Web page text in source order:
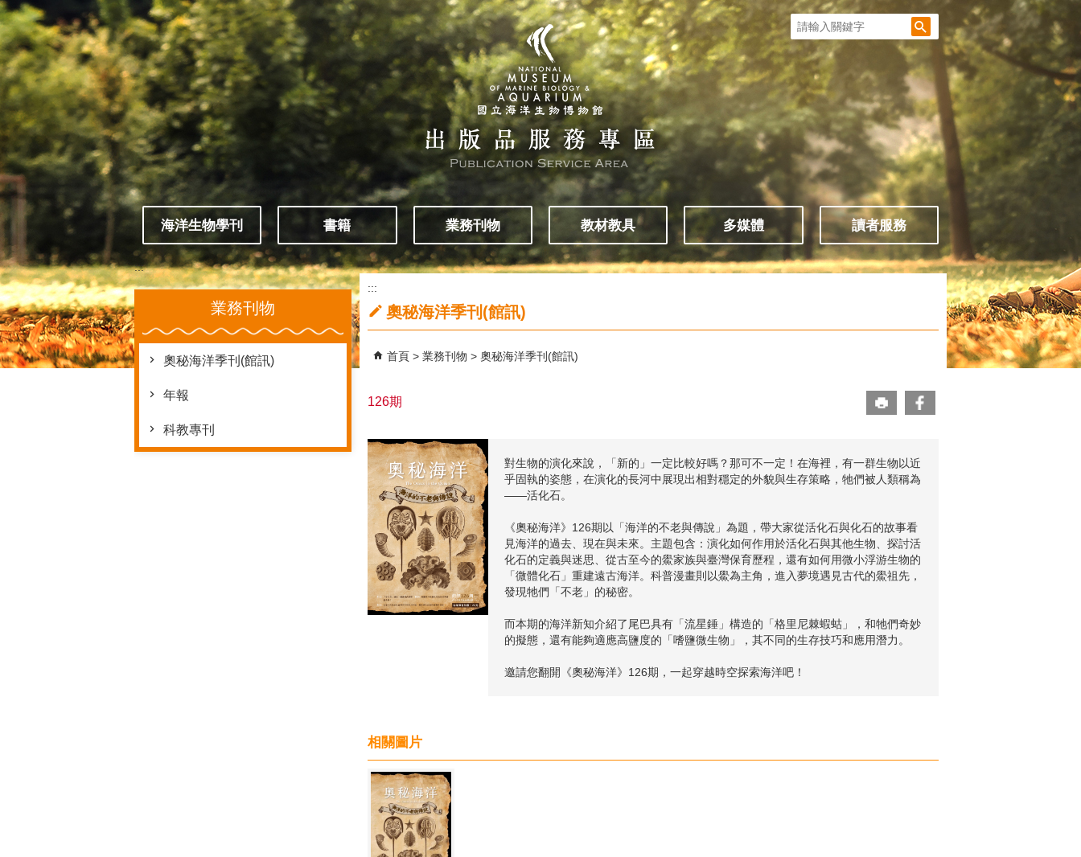
跳到主要內容區塊
海洋生物學刊 書籍 業務刊物 教材教具 多媒體 讀者服務
:::
業務刊物
奧秘海洋季刊(館訊)
年報
科教專刊
:::
奧秘海洋季刊(館訊)
首頁 業務刊物 奧秘海洋季刊(館訊)
126期
對生物的演化來說，「新的」一定比較好嗎？那可不一定！在海裡，有一群生物以近
乎固執的姿態，在演化的長河中展現出相對穩定的外貌與生存策略，牠們被人類稱為
——活化石。
《奧秘海洋》126期以「海洋的不老與傳說」為題，帶大家從活化石與化石的故事看
見海洋的過去、現在與未來。主題包含：演化如何作用於活化石與其他生物、探討活
化石的定義與迷思、從古至今的鱟家族與臺灣保育歷程，還有如何用微小浮游生物的
「微體化石」重建遠古海洋。科普漫畫則以鱟為主角，進入夢境遇見古代的鱟祖先，
發現牠們「不老」的秘密。
而本期的海洋新知介紹了尾巴具有「流星錘」構造的「格里尼棘蝦蛄」，和牠們奇妙
的擬態，還有能夠適應高鹽度的「嗜鹽微生物」，其不同的生存技巧和應用潛力。
邀請您翻開《奧秘海洋》126期，一起穿越時空探索海洋吧！
相關圖片